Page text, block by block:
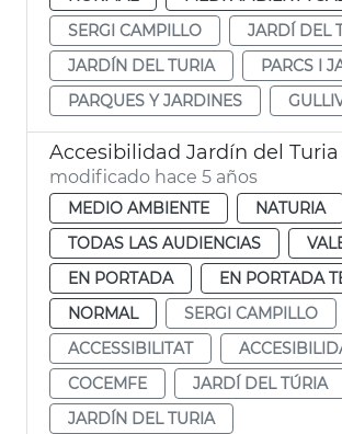
SERGI CAMPILLO
JARDÍ DEL
JARDÍN DEL TURIA
PARCS I
PARQUES Y JARDINES
Accesibilidad Jardín del Turia
modificado hace 5 años
MEDIO AMBIENTE
NATURIA
TODAS LAS AUDIENCIAS
EN PORTADA
EN PORTADA
NORMAL
SERGI CAMPILLO
ACCESSIBILITAT
COCEMFE
JARDÍ DEL TÚRIA
JARDÍN DEL TURIA